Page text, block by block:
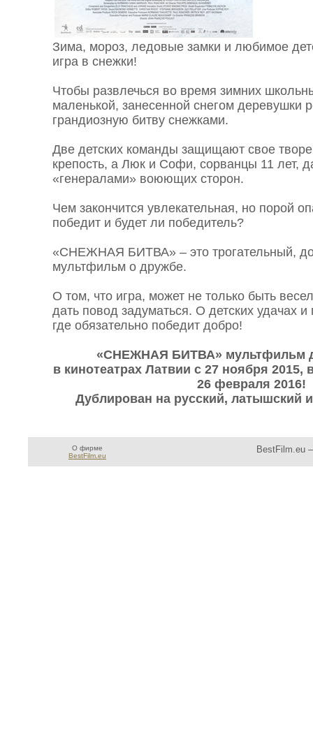
Зима, мороз, ледовые замки и любимое
игра в снежки!
Чтобы развлечься во время зимних
маленькой, занесенной снегом деревушки
грандиозную битву снежками.
Две детских команды защищают свое
крепость, а Люк и Софи, сорванцы 11 лет,
«генералами» воюющих сторон.
Чем закончится увлекательная, но порой
победит и будет ли победитель?
«СНЕЖНАЯ БИТВА» – это трогательный,
мультфильм о дружбе.
О том, что игра, может не только быть
дать повод задуматься. О детских удачах
где обязательно победит добро!
«СНЕЖНАЯ БИТВА» мультфильм
в кинотеатрах Латвии с 27 ноября 2015,
26 февраля 2016!
Дублирован на русский, латышский
О фирме
BestFilm.eu
BestFilm.eu